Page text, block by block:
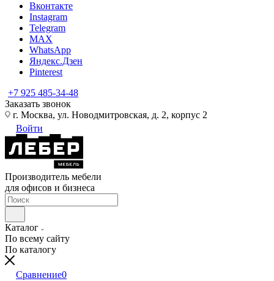
Вконтакте
Instagram
Telegram
MAX
WhatsApp
Яндекс.Дзен
Pinterest
+7 925 485-34-48
Заказать звонок
г. Москва, ул. Новодмитровская, д. 2, корпус 2
Войти
Производитель мебели
для офисов и бизнеса
Каталог
По всему сайту
По каталогу
Сравнение0